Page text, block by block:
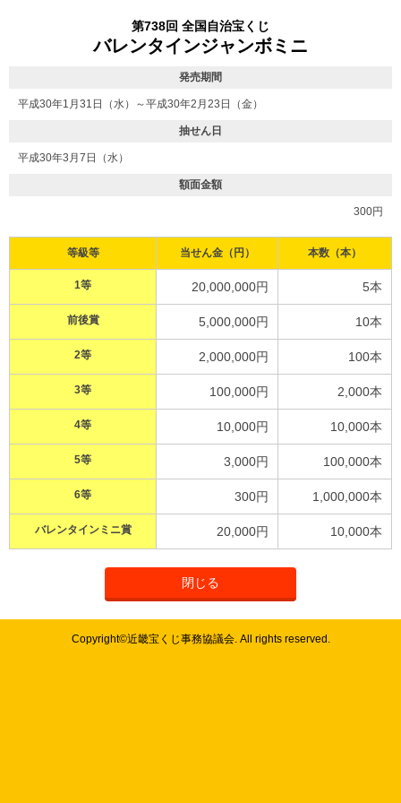
第738回 全国自治宝くじ
バレンタインジャンボミニ
発売期間
平成30年1月31日（水）～平成30年2月23日（金）
抽せん日
平成30年3月7日（水）
額面金額
300円
等級等 当せん金（円） 本数（本）
1等 20,000,000円 5本
前後賞 5,000,000円 10本
2等 2,000,000円 100本
3等 100,000円 2,000本
4等 10,000円 10,000本
5等 3,000円 100,000本
6等 300円 1,000,000本
バレンタインミニ賞 20,000円 10,000本
閉じる
Copyright©近畿宝くじ事務協議会. All rights reserved.